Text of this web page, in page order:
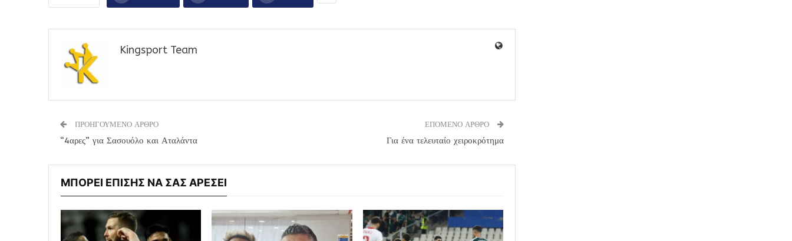
Kingsport Team
ΠΡΟΗΓΟΥΜΕΝΟ ΑΡΘΡΟ
“4αρες” για Σασουόλο και Αταλάντα
ΕΠΟΜΕΝΟ ΑΡΘΡΟ
Για ένα τελευταίο χειροκρότημα
ΜΠΟΡΕΙ ΕΠΙΣΗΣ ΝΑ ΣΑΣ ΑΡΕΣΕΙ